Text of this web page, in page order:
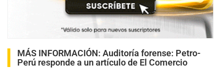
MÁS INFORMACIÓN: Auditoría forense: Petro-
Perú responde a un artículo de El Comercio